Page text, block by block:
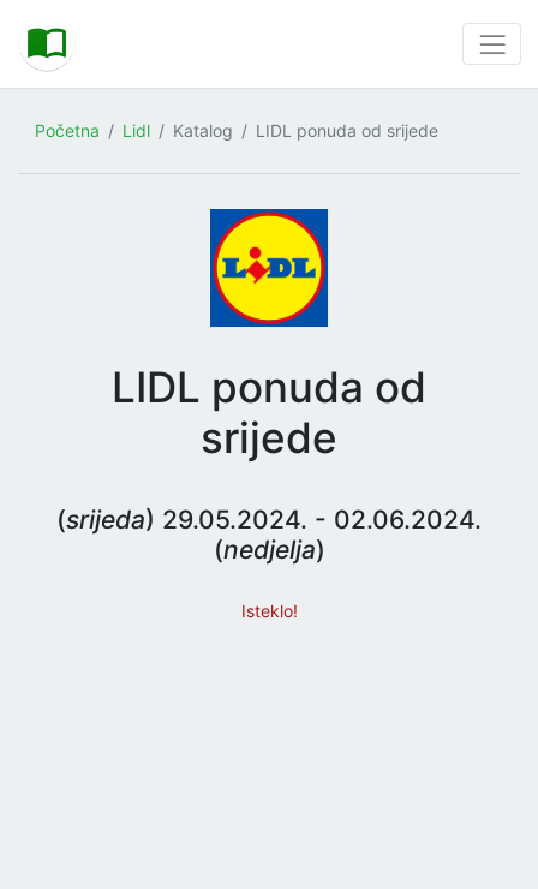
Početna Lidl Katalog LIDL ponuda od srijede
LIDL ponuda od
srijede
(srijeda) 29.05.2024. - 02.06.2024.
(nedjelja)
Isteklo!